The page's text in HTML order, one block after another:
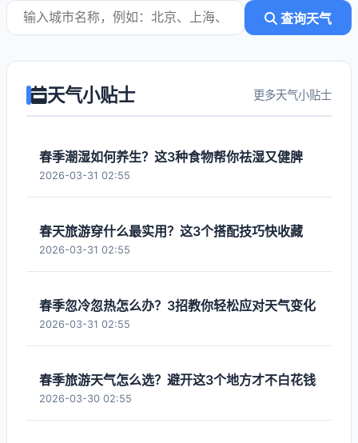
查询天气
天气小贴士 更多天气小贴士
春季潮湿如何养生？这3种食物帮你祛湿又健脾
2026-03-31 02:55
春天旅游穿什么最实用？这3个搭配技巧快收藏
2026-03-31 02:55
春季忽冷忽热怎么办？3招教你轻松应对天气变化
2026-03-31 02:55
春季旅游天气怎么选？避开这3个地方才不白花钱
2026-03-30 02:55